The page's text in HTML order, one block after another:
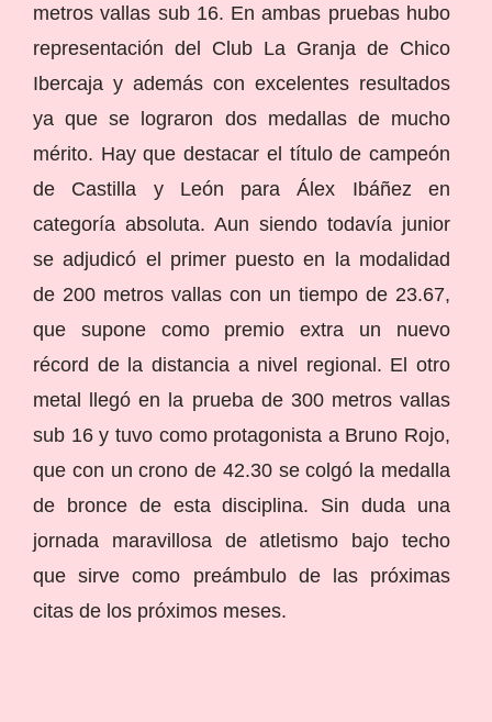
metros vallas sub 16. En ambas pruebas hubo
representación del Club La Granja de Chico
Ibercaja y además con excelentes resultados
ya que se lograron dos medallas de mucho
mérito. Hay que destacar el título de campeón
de Castilla y León para Álex Ibáñez en
categoría absoluta. Aun siendo todavía junior
se adjudicó el primer puesto en la modalidad
de 200 metros vallas con un tiempo de 23.67,
que supone como premio extra un nuevo
récord de la distancia a nivel regional. El otro
metal llegó en la prueba de 300 metros vallas
sub 16 y tuvo como protagonista a Bruno Rojo,
que con un crono de 42.30 se colgó la medalla
de bronce de esta disciplina. Sin duda una
jornada maravillosa de atletismo bajo techo
que sirve como preámbulo de las próximas
citas de los próximos meses.